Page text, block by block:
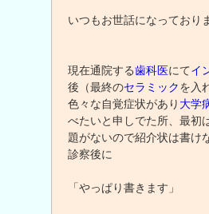
いつもお世話になっており
現在通院する歯科医にてイ
後（最終のセラミックを入
色々な自覚症状があり 大学
べたいと申しでた所、最初
題がないので紹介状は書け
診察後に
「やっぱり書きます」